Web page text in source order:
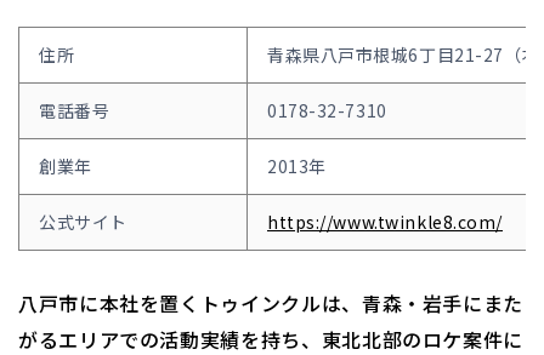
住所 青森県八戸市根城6丁目21-27（本
電話番号 0178-32-7310
創業年 2013年
公式サイト https://www.twinkle8.com/
八戸市に本社を置くトゥインクルは、青森・岩手にまた
がるエリアでの活動実績を持ち、東北北部のロケ案件に